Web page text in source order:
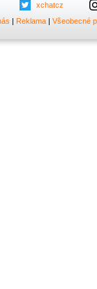
xchatcz
| Reklama | Všeobecné